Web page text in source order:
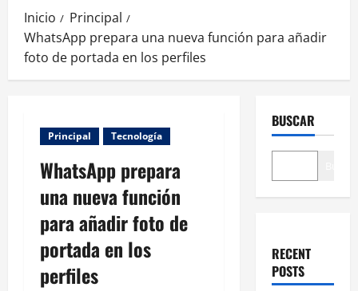
Inicio
Principal
WhatsApp prepara una nueva función para añadir
foto de portada en los perfiles
Principal Tecnología
WhatsApp prepara
una nueva función
para añadir foto de
portada en los
perfiles
BUSCAR
RECENT
POSTS